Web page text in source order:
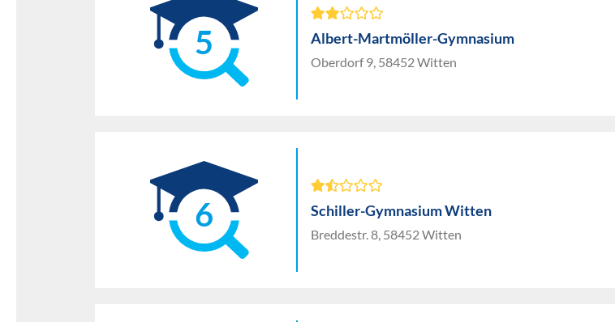
5 Albert-Martmöller-Gymnasium
Oberdorf 9, 58452 Witten
6 Schiller-Gymnasium Witten
Breddestr. 8, 58452 Witten